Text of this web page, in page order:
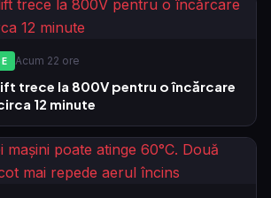
Acum 22 ore
trece la 800V pentru o încărcare
12 minute